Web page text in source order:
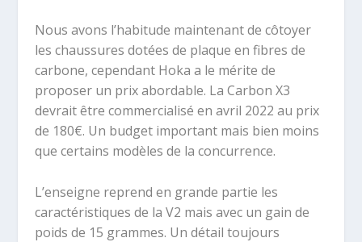
Nous avons l’habitude maintenant de côtoyer
les chaussures dotées de plaque en fibres de
carbone, cependant Hoka a le mérite de
proposer un prix abordable. La Carbon X3
devrait être commercialisé en avril 2022 au prix
de 180€. Un budget important mais bien moins
que certains modèles de la concurrence.
L’enseigne reprend en grande partie les
caractéristiques de la V2 mais avec un gain de
poids de 15 grammes. Un détail toujours